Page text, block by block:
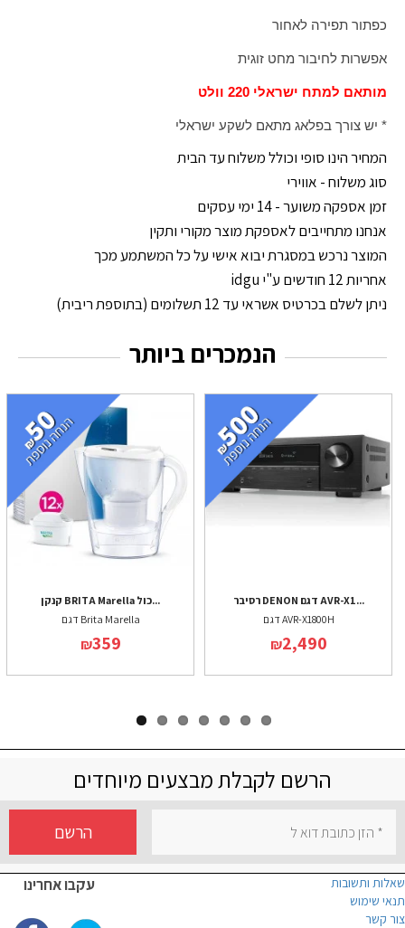
כפתור תפירה לאחור
אפשרות לחיבור מחט זוגית
מותאם למתח ישראלי 220 וולט
* יש צורך בפלאג מתאם לשקע ישראלי
המחיר הינו סופי וכולל משלוח עד הבית
סוג משלוח - אווירי
זמן אספקה משוער - 14 ימי עסקים
אנחנו מתחייבים לאספקת מוצר מקורי ותקין
המוצר נרכש במסגרת יבוא אישי על כל המשתמע מכך
אחריות 12 חודשים ע"י idgu
ניתן לשלם בכרטיס אשראי עד 12 תשלומים (בתוספת ריבית)
הנמכרים ביותר
קנקן BRITA Marella כול...
דגם Brita Marella
₪359
רסיבר DENON דגם AVR-X1...
דגם AVR-X1800H
₪2,490
הרשם לקבלת מבצעים מיוחדים
הרשם
עקבו אחרינו
שאלות ותשובות
תנאי שימוש
צור קשר